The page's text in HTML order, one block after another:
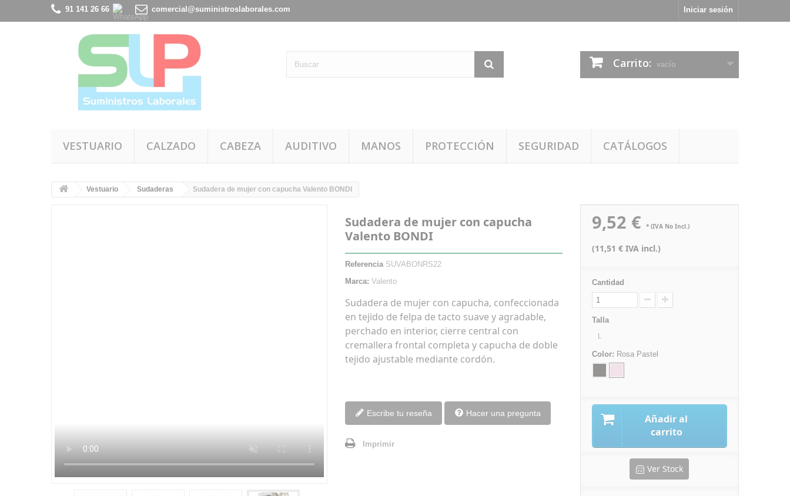
Iniciar sesión
91 141 26 66 comercial@suministroslaborales.com
Carrito: vacío
VESTUARIO CALZADO CABEZA AUDITIVO MANOS PROTECCIÓN SEGURIDAD CATÁLOGOS
Vestuario Sudaderas Sudadera de mujer con capucha Valento BONDI
Sudadera de mujer con capucha
Valento BONDI
Referencia SUVABONRS22
Marca: Valento
Sudadera de mujer con capucha, confeccionada
en tejido de felpa de tacto suave y agradable,
perchado en interior, cierre central con
cremallera frontal completa y capucha de doble
tejido ajustable mediante cordón.
Escribe tu reseña Hacer una pregunta
Imprimir
9,52 € * (IVA No Incl.)
(11,51 € IVA incl.)
Cantidad
Talla
L
Color: Rosa Pastel
Añadir al
carrito
Ver Stock